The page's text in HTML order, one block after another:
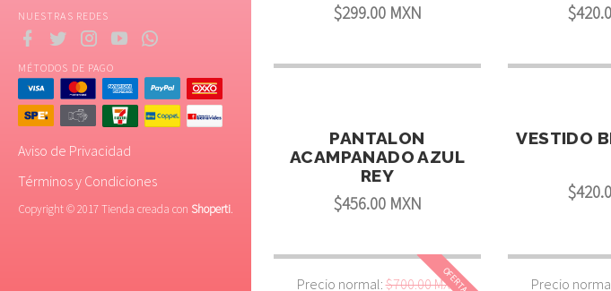
NUESTRAS REDES
MÉTODOS DE PAGO
Aviso de Privacidad
Términos y Condiciones
Copyright © 2017 Tienda creada con Shoperti.
$299.00 MXN
PANTALON
ACAMPANADO AZUL
REY
$456.00 MXN
VESTIDO
OFERTA
Precio normal:$700.00 MXN Precio